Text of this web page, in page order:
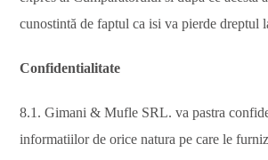
cunostintă de faptul ca isi va pierde dreptul
Confidentialitate
8.1. Gimani & Mufle SRL. va pastra
informatiilor de orice natura pe care le